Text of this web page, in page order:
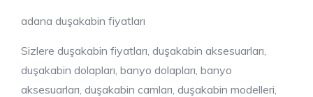
adana duşakabin fiyatları
Sizlere duşakabin fiyatları, duşakabin aksesuarları,
duşakabin dolapları, banyo dolapları, banyo
aksesuarları, duşakabin camları, duşakabin modelleri,